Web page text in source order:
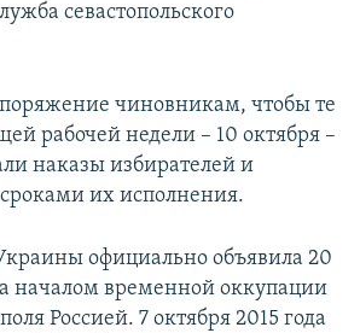
севастопольского
чиновникам, чтобы те
рабочей недели – 10 октября –
наказы избирателей и
их исполнения.
официально объявила 20
началом временной оккупации
Россией. 7 октября 2015 года